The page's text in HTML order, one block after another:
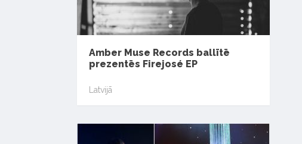
Amber Muse Records ballītē
prezentēs Firejosé EP
Latvijā